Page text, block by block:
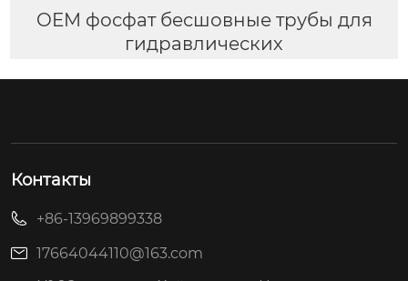
OEM фосфат бесшовные трубы для
гидравлических
Контакты
+86-13969899338
17664044110@163.com